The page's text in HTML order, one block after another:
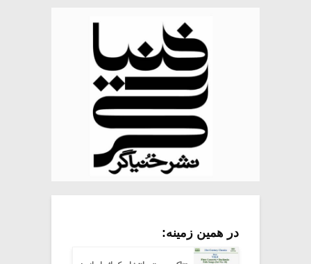
در همین زمینه: